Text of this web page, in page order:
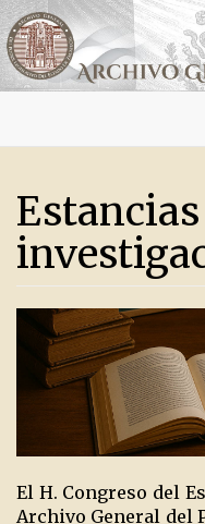
El H. Congreso del
Archivo General del